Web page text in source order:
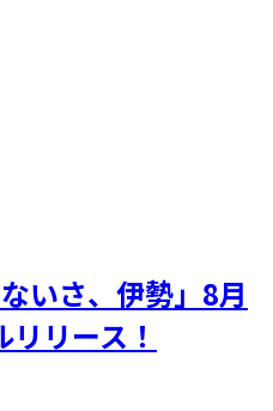
いさ、伊勢」8月
リース！